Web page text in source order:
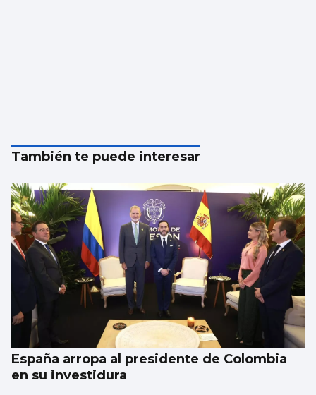
También te puede interesar
España arropa al presidente de Colombia
en su investidura